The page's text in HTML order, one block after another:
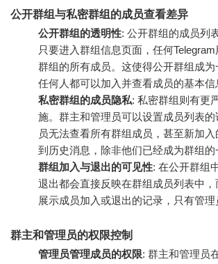
公开群组与私密群组的成员查看差异
公开群组的透明性: 公开群组的成员列
只要进入群组信息页面，任何
群组的所有成员。这使得公开群组成为
任何人都可以加入并查看成员的基本信
私密群组的成员隐私: 私密群组则有更
施。群主和管理员可以设置成员列表
员无法查看所有群组成员，甚至新加
到历史消息，除非他们已经成为群组的
群组加入与退出的可见性: 在公开群组
退出都会直接反映在群组成员列表中
展示成员加入或退出的记录，只有管理
群主和管理员的权限控制
管理员管理成员的权限: 群主和管理员